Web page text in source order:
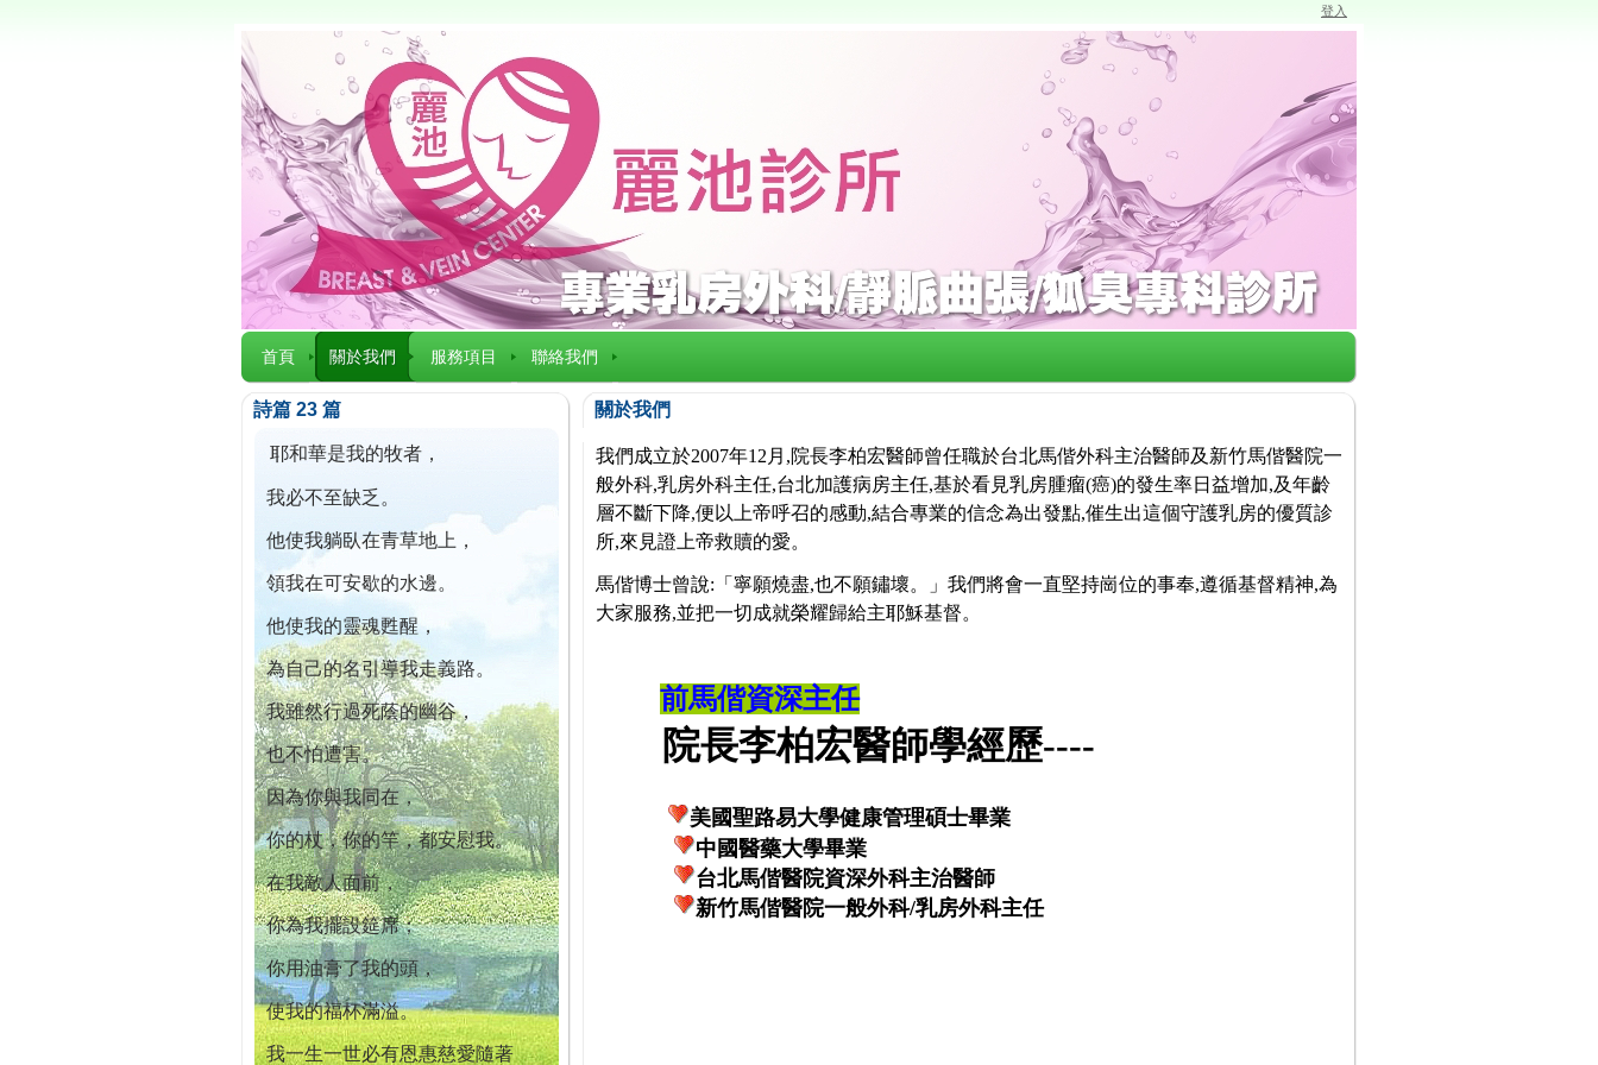
登入
首頁 關於我們 服務項目 聯絡我們
詩篇 23 篇
耶和華是我的牧者，
我必不至缺乏。
他使我躺臥在青草地上，
領我在可安歇的水邊。
他使我的靈魂甦醒，
為自己的名引導我走義路。
我雖然行過死蔭的幽谷，
也不怕遭害。
因為你與我同在，
你的杖，你的竿，都安慰我。
在我敵人面前，
你為我擺設筵席；
你用油膏了我的頭，
使我的福杯滿溢。
我一生一世必有恩惠慈愛隨著
關於我們
我們成立於2007年12月,院長李柏宏醫師曾任職於台北馬偕外科主治醫師及新竹馬偕醫院一
般外科,乳房外科主任,台北加護病房主任,基於看見乳房腫瘤(癌)的發生率日益增加,及年齡
層不斷下降,便以上帝呼召的感動,結合專業的信念為出發點,催生出這個守護乳房的優質診
所,來見證上帝救贖的愛。
馬偕博士曾說:「寧願燒盡,也不願鏽壞。」我們將會一直堅持崗位的事奉,遵循基督精神,為
大家服務,並把一切成就榮耀歸給主耶穌基督。
前馬偕資深主任
院長李柏宏醫師學經歷----
美國聖路易大學健康管理碩士畢業
中國醫藥大學畢業
台北馬偕醫院資深外科主治醫師
新竹馬偕醫院一般外科/乳房外科主任